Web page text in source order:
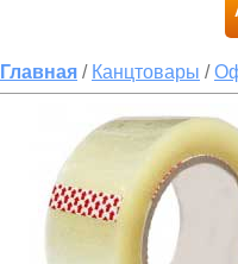
Главная / Канцтовары /